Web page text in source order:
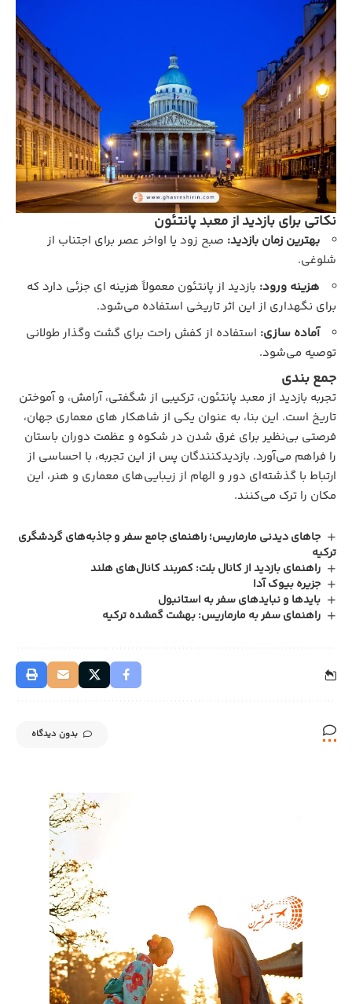
نکاتی برای بازدید از معبد پانتئون
بهترین زمان بازدید: صبح زود یا اواخر عصر برای اجتناب از
شلوغی.
هزینه ورود: بازدید از پانتئون معمولاً هزینه‌ ای جزئی دارد که
برای نگهداری از این اثر تاریخی استفاده می‌شود.
آماده‌ سازی: استفاده از کفش راحت برای گشت‌ وگذار طولانی
توصیه می‌شود.
جمع بندی
تجربه بازدید از معبد پانتئون، ترکیبی از شگفتی، آرامش، و آموختن
تاریخ است. این بنا، به‌ عنوان یکی از شاهکار های معماری جهان،
فرصتی بی‌نظیر برای غرق شدن در شکوه و عظمت دوران باستان
را فراهم می‌آورد. بازدیدکنندگان پس از این تجربه، با احساسی از
ارتباط با گذشته‌ای دور و الهام از زیبایی‌های معماری و هنر، این
مکان را ترک می‌کنند.
جاهای دیدنی مارماریس؛ راهنمای جامع سفر و جاذبه‌های گردشگری
ترکیه
راهنمای بازدید از کانال بلت: کمربند کانال‌های هلند
جزیره بیوک آدا
بایدها و نبایدهای سفر به استانبول
راهنمای سفر به مارماریس: بهشت گمشده ترکیه
بدون دیدگاه